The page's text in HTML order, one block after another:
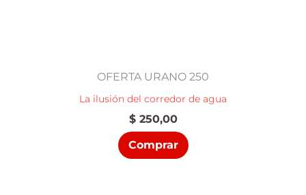
OFERTA URANO 250
La ilusión del corredor de agua
$250,00
Comprar